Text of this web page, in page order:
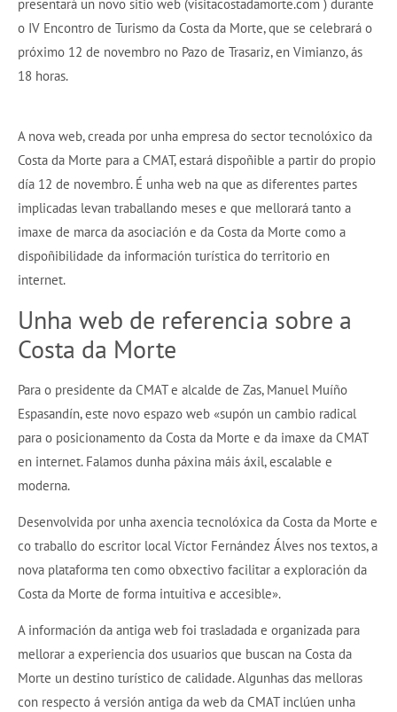
presentará un novo sitio web (visitacostadamorte.com ) durante
o IV Encontro de Turismo da Costa da Morte, que se celebrará o
próximo 12 de novembro no Pazo de Trasariz, en Vimianzo, ás
18 horas.
A nova web, creada por unha empresa do sector tecnolóxico da
Costa da Morte para a CMAT, estará dispoñible a partir do propio
día 12 de novembro. É unha web na que as diferentes partes
implicadas levan traballando meses e que mellorará tanto a
imaxe de marca da asociación e da Costa da Morte como a
dispoñibilidade da información turística do territorio en
internet.
Unha web de referencia sobre a
Costa da Morte
Para o presidente da CMAT e alcalde de Zas, Manuel Muíño
Espasandín, este novo espazo web «supón un cambio radical
para o posicionamento da Costa da Morte e da imaxe da CMAT
en internet. Falamos dunha páxina máis áxil, escalable e
moderna.
Desenvolvida por unha axencia tecnolóxica da Costa da Morte e
co traballo do escritor local Víctor Fernández Álves nos textos, a
nova plataforma ten como obxectivo facilitar a exploración da
Costa da Morte de forma intuitiva e accesible».
A información da antiga web foi trasladada e organizada para
mellorar a experiencia dos usuarios que buscan na Costa da
Morte un destino turístico de calidade. Algunhas das melloras
con respecto á versión antiga da web da CMAT inclúen unha